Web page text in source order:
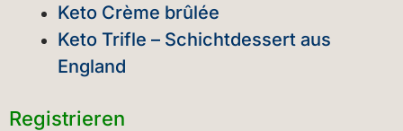
Keto Crème brûlée
Keto Trifle – Schichtdessert aus
England
Registrieren